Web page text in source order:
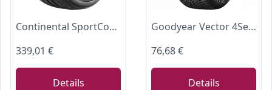
Continental SportContact 6 - 255/35 ZR21 (98Y) XL FR - D/A/73 - Sommerreifen (PKW)
339,01 €
Details
Goodyear Vector 4Seasons Gen-3 | Ganzjahresreifen
76,68 €
Details